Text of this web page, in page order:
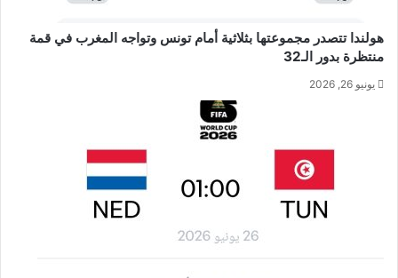
هولندا تتصدر مجموعتها بثلاثية أمام تونس وتواجه المغرب في قمة
منتظرة بدور الـ32
يونيو 26, 2026